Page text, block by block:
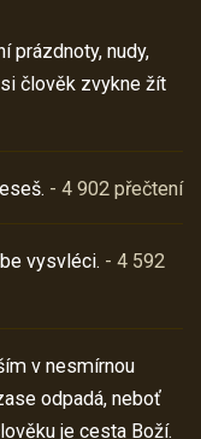
prázdnoty, nudy,
člověk zvykne žít
- 4 902 přečtení
vysvléci. - 4 592
v nesmírnou
odpadá, neboť
je cesta Boží.